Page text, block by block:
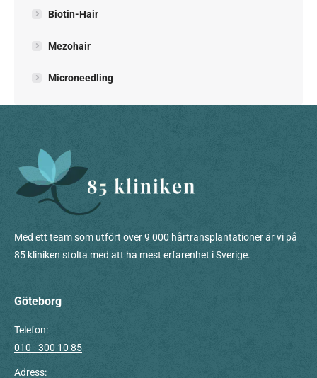
Biotin-Hair
Mezohair
Microneedling
Med ett team som utfört över 9 000 hårtransplantationer är vi på
85 kliniken stolta med att ha mest erfarenhet i Sverige.
Göteborg
Telefon:
010 - 300 10 85
Adress: